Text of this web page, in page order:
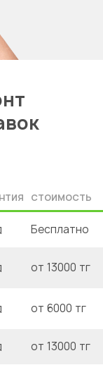
СТОИМОСТЬ
Бесплатно
от 13000 тг
от 6000 тг
от 13000 тг